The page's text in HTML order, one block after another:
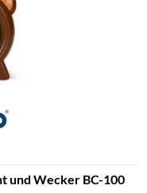
und Wecker BC-100